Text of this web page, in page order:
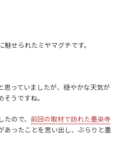
せられたミヤマグチです。
っていましたが、穏やかな天気が
うですね。
ので、 前回の取材で訪れた墨染寺
あったことを思い出し、ぶらりと墨